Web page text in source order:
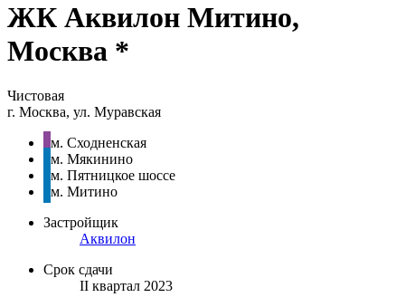
ЖК Аквилон Митино,
Москва *
Чистовая
г. Москва, ул. Муравская
м. Сходненская
м. Мякинино
м. Пятницкое шоссе
м. Митино
Застройщик
Аквилон
Срок сдачи
II квартал 2023